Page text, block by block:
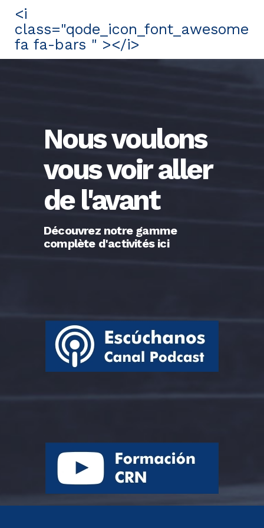
<i
class="qode_icon_font_awesome
fa fa-bars " ></i>
Nous voulons
vous voir aller
de l'avant
Découvrez notre gamme
complète d'activités ici